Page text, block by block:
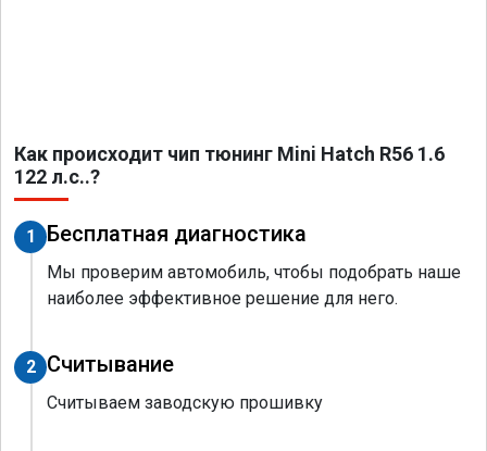
Как происходит чип тюнинг Mini Hatch R56 1.6
122 л.с..?
1 Бесплатная диагностика
Мы проверим автомобиль, чтобы подобрать наше
наиболее эффективное решение для него.
2 Считывание
Считываем заводскую прошивку